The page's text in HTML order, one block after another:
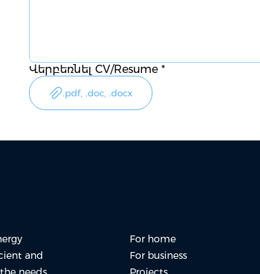
Վերբեռնել CV/Resume *
.pdf, .doc, .docx
and
For home
For business